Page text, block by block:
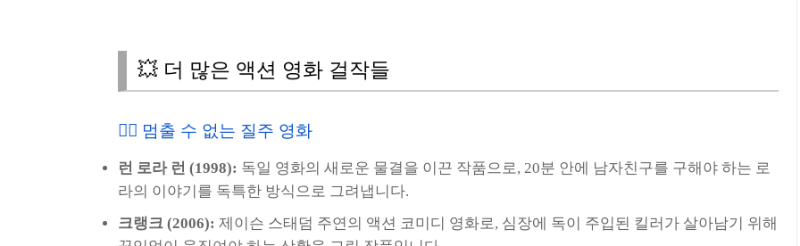
💥 더 많은 액션 영화 걸작들
🏃‍♂️ 멈출 수 없는 질주 영화
런 로라 런 (1998): 독일 영화의 새로운 물결을 이끈 작품으로, 20분 안에 남자친구를 구해야 하는 로
라의 이야기를 독특한 방식으로 그려냅니다.
크랭크 (2006): 제이슨 스태덤 주연의 액션 코미디 영화로, 심장에 독이 주입된 킬러가 살아남기 위해